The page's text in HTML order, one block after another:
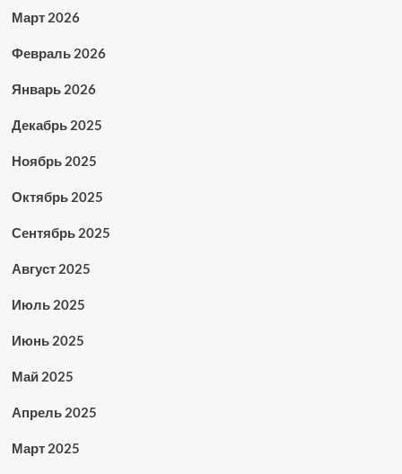
Март 2026
Февраль 2026
Январь 2026
Декабрь 2025
Ноябрь 2025
Октябрь 2025
Сентябрь 2025
Август 2025
Июль 2025
Июнь 2025
Май 2025
Апрель 2025
Март 2025